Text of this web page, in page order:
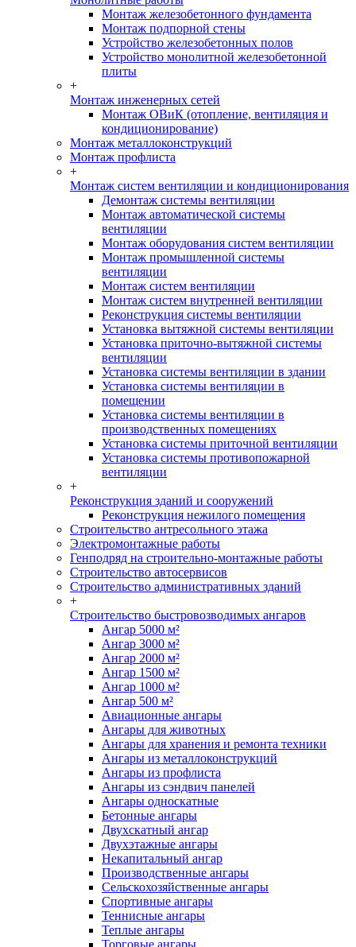
Монтаж железобетонного фундамента
Монтаж подпорной стены
Устройство железобетонных полов
Устройство монолитной железобетонной
плиты
+
Монтаж инженерных сетей
Монтаж ОВиК (отопление, вентиляция и
кондиционирование)
Монтаж металлоконструкций
Монтаж профлиста
+
Монтаж систем вентиляции и кондиционирования
Демонтаж системы вентиляции
Монтаж автоматической системы
вентиляции
Монтаж оборудования систем вентиляции
Монтаж промышленной системы
вентиляции
Монтаж систем вентиляции
Монтаж систем внутренней вентиляции
Реконструкция системы вентиляции
Установка вытяжной системы вентиляции
Установка приточно-вытяжной системы
вентиляции
Установка системы вентиляции в здании
Установка системы вентиляции в
помещении
Установка системы вентиляции в
производственных помещениях
Установка системы приточной вентиляции
Установка системы противопожарной
вентиляции
+
Реконструкция зданий и сооружений
Реконструкция нежилого помещения
Строительство антресольного этажа
Электромонтажные работы
Генподряд на строительно-монтажные работы
Строительство автосервисов
Строительство административных зданий
+
Строительство быстровозводимых ангаров
Ангар 5000 м²
Ангар 3000 м²
Ангар 2000 м²
Ангар 1500 м²
Ангар 1000 м²
Ангар 500 м²
Авиационные ангары
Ангары для животных
Ангары для хранения и ремонта техники
Ангары из металлоконструкций
Ангары из профлиста
Ангары из сэндвич панелей
Ангары односкатные
Бетонные ангары
Двухскатный ангар
Двухэтажные ангары
Некапитальный ангар
Производственные ангары
Сельскохозяйственные ангары
Спортивные ангары
Теннисные ангары
Теплые ангары
Торговые ангары